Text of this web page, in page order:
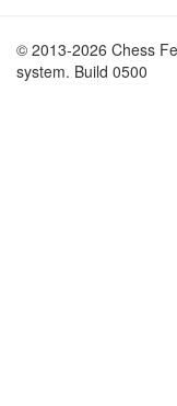
© 2013-2026 Chess
system. Build 0500